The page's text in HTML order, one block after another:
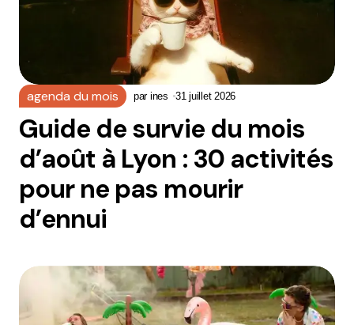
agenda du mois par ines 31 juillet 2026
Guide de survie du mois
d’août à Lyon : 30 activités
pour ne pas mourir
d’ennui